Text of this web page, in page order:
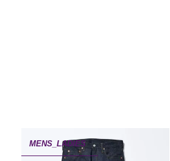
MENS_LADIES